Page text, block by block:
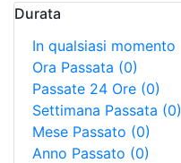
Durata
In qualsiasi momento
Ora Passata (0)
Passate 24 Ore (0)
Settimana Passata (0)
Mese Passato (0)
Anno Passato (0)